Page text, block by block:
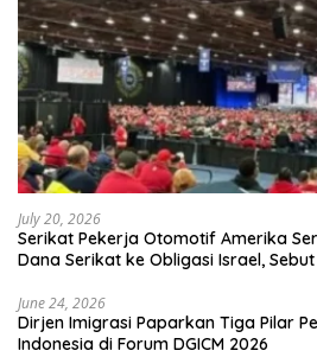
July 20, 2026
Serikat Pekerja Otomotif Amerika
Dana Serikat ke Obligasi Israel,
June 24, 2026
Dirjen Imigrasi Paparkan Tiga Pilar
Indonesia di Forum DGICM 2026